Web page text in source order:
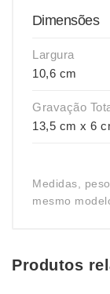
Dimensões
Largura
10,6 cm
Gravação
13,5 cm x 6
Medidas,
mesmo
Produtos